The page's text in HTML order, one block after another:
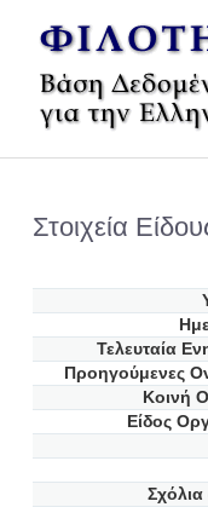
Στοιχεία
Τελευταία
Προηγούμενες
Κοινή
Είδος